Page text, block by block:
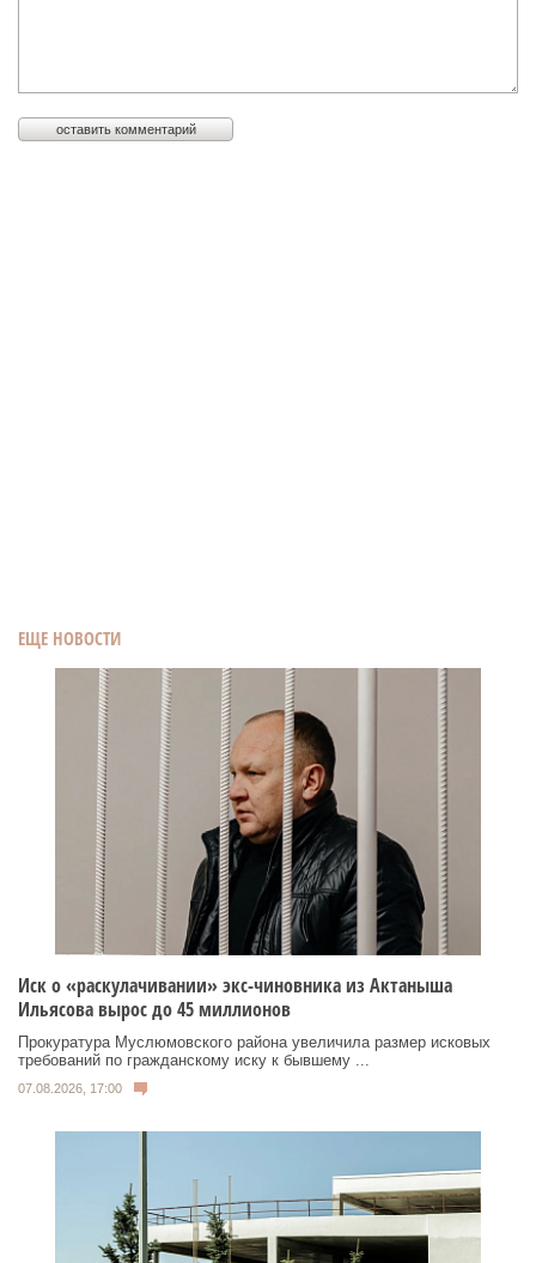
ЕЩЕ НОВОСТИ
Иск о «раскулачивании» экс-чиновника из Актаныша
Ильясова вырос до 45 миллионов
Прокуратура Муслюмовского района увеличила размер исковых
требований по гражданскому иску к бывшему ...
07.08.2026, 17:00